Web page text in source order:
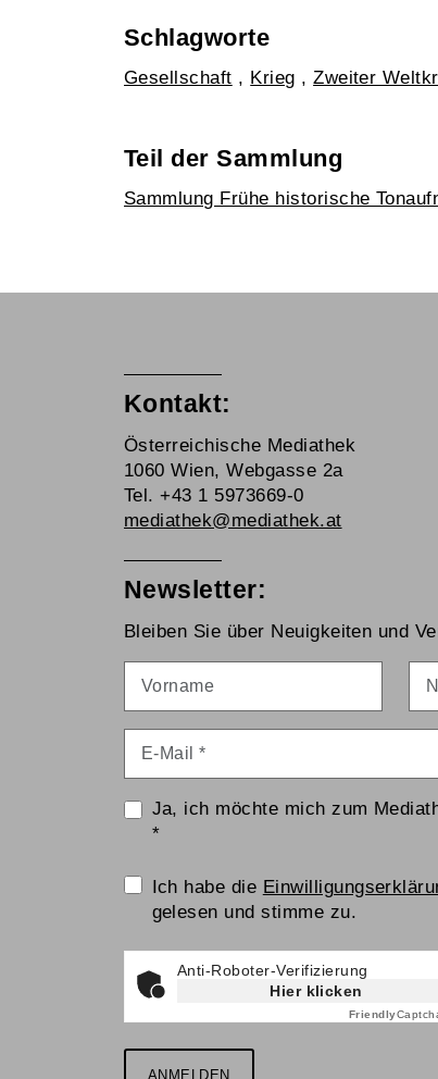
Schlagworte
Gesellschaft , Krieg ,Zweiter
Teil der Sammlung
Sammlung Frühe historische
Kontakt:
Österreichische Mediathek
1060 Wien, Webgasse 2a
Tel. +43 1 5973669-0
mediathek@mediathek.at
Newsletter:
Bleiben Sie über Neuigkeiten und
Ja, ich möchte mich zum
*
Einwilligungserklärung
Ich habe die
gelesen und stimme zu.
Anti-Roboter-Verifizierung
Hier klicken
Friendly
ANMELDEN